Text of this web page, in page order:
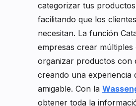
categorizar tus
facilitando que los
necesitan. La función
empresas crear múltiples
organizar productos con
creando una experiencia
amigable. Con la
obtener toda la